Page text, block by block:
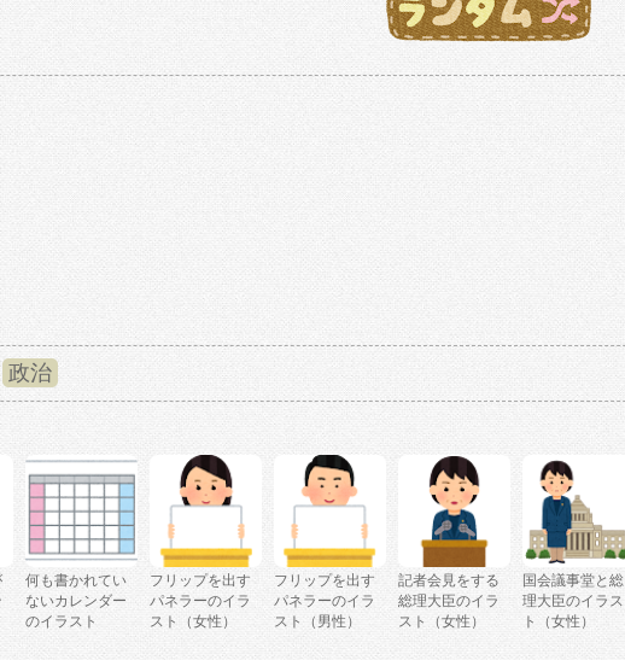
政治
何も書かれてい
ないカレンダー
のイラスト
フリップを出す
パネラーのイラ
スト（女性）
フリップを出す
パネラーのイラ
スト（男性）
記者会見をする
総理大臣のイラ
スト（女性）
国会議事堂と総
理大臣のイラス
ト（女性）